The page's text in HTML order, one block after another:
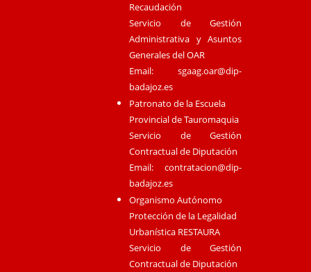
Recaudación
Servicio de Gestión
Administrativa y Asuntos
Generales del OAR
Email:sgaag.oar@dip-
badajoz.es
Patronato de la Escuela
Provincial de Tauromaquia
Servicio de Gestión
Contractual de Diputación
Email:contratacion@dip-
badajoz.es
Organismo Autónomo
Protección de la Legalidad
Urbanística RESTAURA
Servicio de Gestión
Contractual de Diputación